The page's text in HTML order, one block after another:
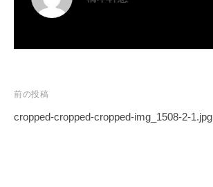
投
稿
前の投稿
cropped-cropped-cropped-img_1508-2-1.jpg